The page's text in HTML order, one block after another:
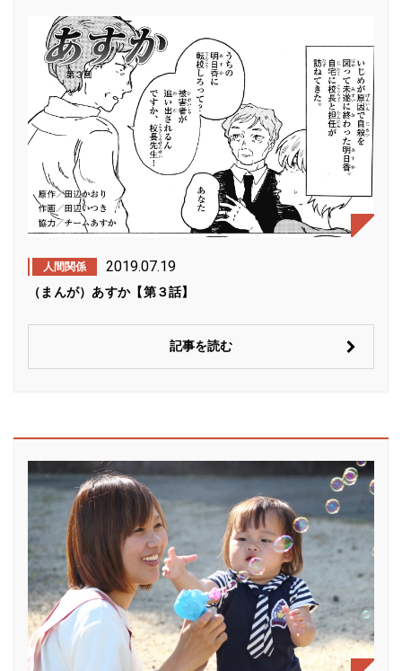
人間関係 2019.07.19
（まんが）あすか【第３話】
記事を読む